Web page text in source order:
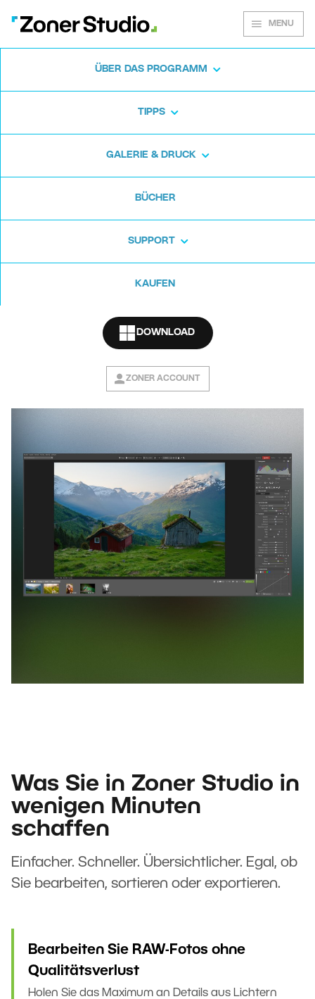
MENU
ÜBER DAS PROGRAMM
TIPPS
GALERIE & DRUCK
BÜCHER
SUPPORT
KAUFEN
DOWNLOAD
ZONER ACCOUNT
Zoner Studio für
Windows
Was Sie in Zoner Studio in
wenigen Minuten
schaffen
Einfacher. Schneller. Übersichtlicher. Egal, ob
Sie bearbeiten, sortieren oder exportieren.
Bearbeiten Sie RAW-Fotos ohne
Qualitätsverlust
Holen Sie das Maximum an Details aus Lichtern